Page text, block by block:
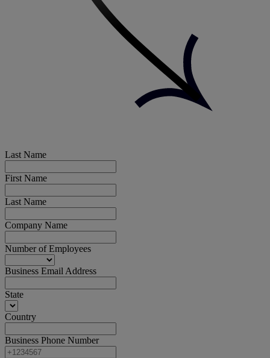
Last Name
First Name
Last Name
Company Name
Number of Employees
Business Email Address
State
Country
Business Phone Number